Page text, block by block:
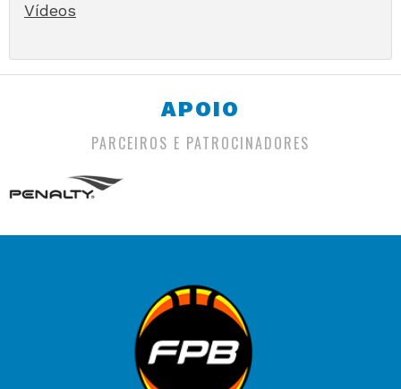
Vídeos
APOIO
PARCEIROS E PATROCINADORES